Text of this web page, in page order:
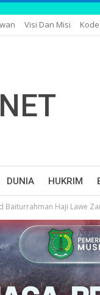
Visi Dan Misi
DUNIA HUKRIM
Baiturrahman Haji Lawe